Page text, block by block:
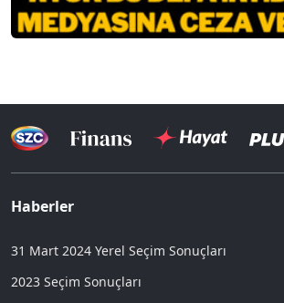
Haberler
31 Mart 2024 Yerel Seçim Sonuçları
2023 Seçim Sonuçları